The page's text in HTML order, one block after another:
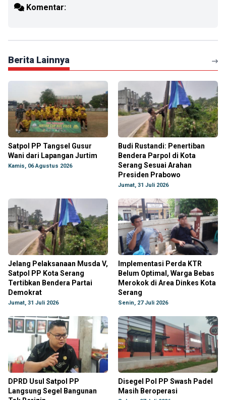
Komentar:
Berita Lainnya
Satpol PP Tangsel Gusur
Wani dari Lapangan Jurtim
Kamis, 06 Agustus 2026
Budi Rustandi: Penertiban
Bendera Parpol di Kota
Serang Sesuai Arahan
Presiden Prabowo
Jumat, 31 Juli 2026
Jelang Pelaksanaan Musda V,
Satpol PP Kota Serang
Tertibkan Bendera Partai
Demokrat
Jumat, 31 Juli 2026
Implementasi Perda KTR
Belum Optimal, Warga Bebas
Merokok di Area Dinkes Kota
Serang
Senin, 27 Juli 2026
DPRD Usul Satpol PP
Langsung Segel Bangunan
Disegel Pol PP Swash Padel
Masih Beroperasi